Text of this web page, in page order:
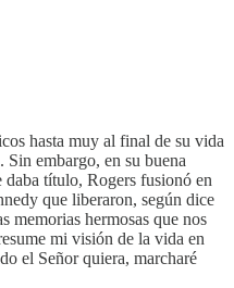
hasta muy al final de su vida
embargo, en su buena
daba título, Rogers fusionó en
que liberaron, según dice
memorias hermosas que nos
mi visión de la vida en
el Señor quiera, marcharé